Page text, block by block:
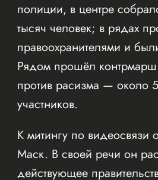
полиции, в центре
тысяч человек; в рядах
правоохранителями и
Рядом прошёл
против расизма — около
участников.
К митингу по видеосвязи
Маск. В своей речи он
действующее